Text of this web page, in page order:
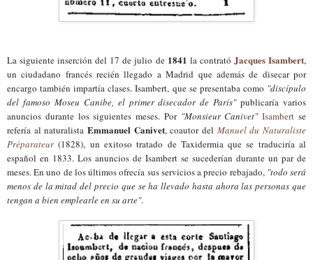
La siguiente inserción del 17 de julio de 1841 la contrató Jacques Isambert,
un ciudadano francés recién llegado a Madrid que además de disecar por
encargo también impartía clases. Isambert, que se presentaba como "discípulo
del famoso Moseu Canibe, el primer disecador de París"publicaría varios
anuncios durante los siguientes meses. Por "Monsieur Canivet" Isambert se
refería al naturalista Emmanuel Canivet, coautor del Manuel du Naturaliste
Préparateur(1828), un exitoso tratado de Taxidermia que se traduciría al
español en 1833. Los anuncios de Isambert se sucederían durante un par de
meses. En uno de los últimos ofrecía sus servicios a precio rebajado, "todo será
menos de la mitad del precio que se ha llevado hasta ahora las personas que
tengan a bien emplearle en su arte".